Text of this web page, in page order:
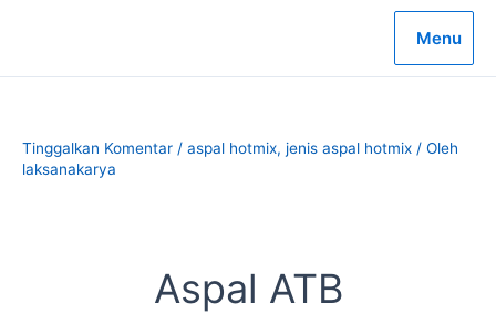
Menu
Tinggalkan Komentar / aspal hotmix, jenis aspal hotmix / Oleh
laksanakarya
Aspal ATB